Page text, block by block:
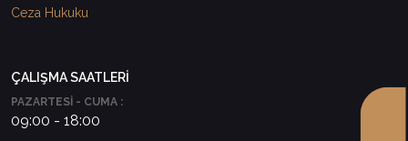
Ceza Hukuku
ÇALIŞMA SAATLERİ
PAZARTESİ - CUMA :
09:00 - 18:00